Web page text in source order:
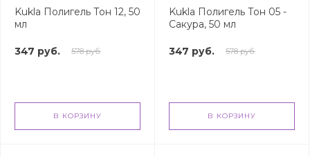
Kukla Полигель Тон 12, 50
мл
347 руб. 578 руб.
В КОРЗИНУ
Kukla Полигель Тон 05 -
Сакура, 50 мл
347 руб. 578 руб.
В КОРЗИНУ